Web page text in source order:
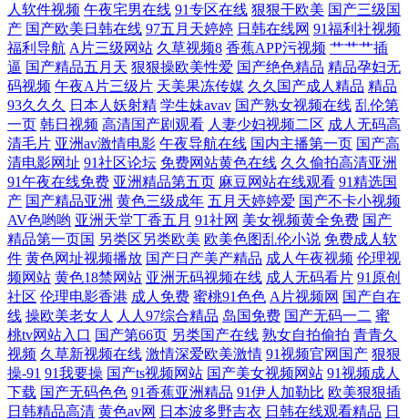
久久偷拍视频网 91网站永久免费 男人的天堂网页 亚洲图片激情文学
wwwav网址 麻豆爱爱爱 天天艹逼 www超碰全部 激情草草 日本A∨中文字
幕 伊仁大香蕉91 操碰在线免费观看 欧美韩日 伊人狠狠干 大香蕉182 男人
天堂网AV 午夜欧美性爱 99热网 韩国日本a级片 人妖av 中文字幕16p 超碰
在线18公开 欧美韩日综日日骚 在线亚洲无毛 岛国夜夜爱 美女瑟瑟网站 五
月涩婷婷 www色图com 精品国内久久 日韩久久网 91精品导航 韩国日本色
色 日韩肏屄片 97超碰护士 91精品吴梦梦 国产自拍三级 日韩深夜成人 91
视频免贵观看 国产欧美日产精品 人妻精品系列 www激情五月 欧美成人A
片网 影音先锋狼人干 超碰青草 欧美日韩中文字幕 亚洲视频日韩中文 超碰
人软件视频 午夜宅男在线 91专区在线 狠狠干欧美 国产三级国
产 国产欧美日韩在线 97五月天婷婷 日韩在线网 91福利社视频
福利导航 A片三级网站 久草视频8 香蕉APP污视频 艹艹艹插
逼 国产精品五月天 狠狠操欧美性爱 国产绝色精品 精品孕妇无
码视频 午夜A片三级片 天美果冻传媒 久久国产成人精品 精品
93久久久
日本人妖射精 学生妹avav 国产熟女视频在线 乱伦第
一页 韩日视频 高清国产剧观看 人妻少妇视频二区 成人无码高
清毛片 亚洲av激情电影 午夜导航在线 国内主播第一页 国产高
清电影网址 91社区论坛 免费网站黄色在线 久久偷拍高清亚洲
91午夜在线免费 亚洲精品第五页 麻豆网站在线观看 91精选国
产 国产精品亚洲 黄色三级成年 五月天婷婷爱 国产不卡小视频
AV色哟哟 亚洲天堂丁香五月 91社网 美女视频黄全免费 国产
精品第一页国 另类区另类欧美 欧美色图乱伦小说 免费成人软
件 黄色网址视频播放 国产日产美产精品 成人午夜视频 伦理视
频网站 黄色18禁网站 亚洲无码视频在线 成人无码看片 91原创
社区 伦理电影香港 成人免费 蜜桃91色色 A片视频网 国产自在
线 操欧美老女人 人人97综合精品 岛国免费 国产无码一二 蜜
桃tv网站入口 国产第66页 另类国产在线 熟女自拍偷拍 青青久
视频 久草新视频在线 激情深爱欧美激情 91视频官网国产 狠狠
操-91 91我要操 国产ts视频网站 国产美女视频网站 91视频成人
下载 国产无码色色 91香蕉亚洲精品 91伊人加勒比 欧美狠狠插
日韩精品高清 黄色av网 日本波多野吉衣 日韩在线观看精品 日